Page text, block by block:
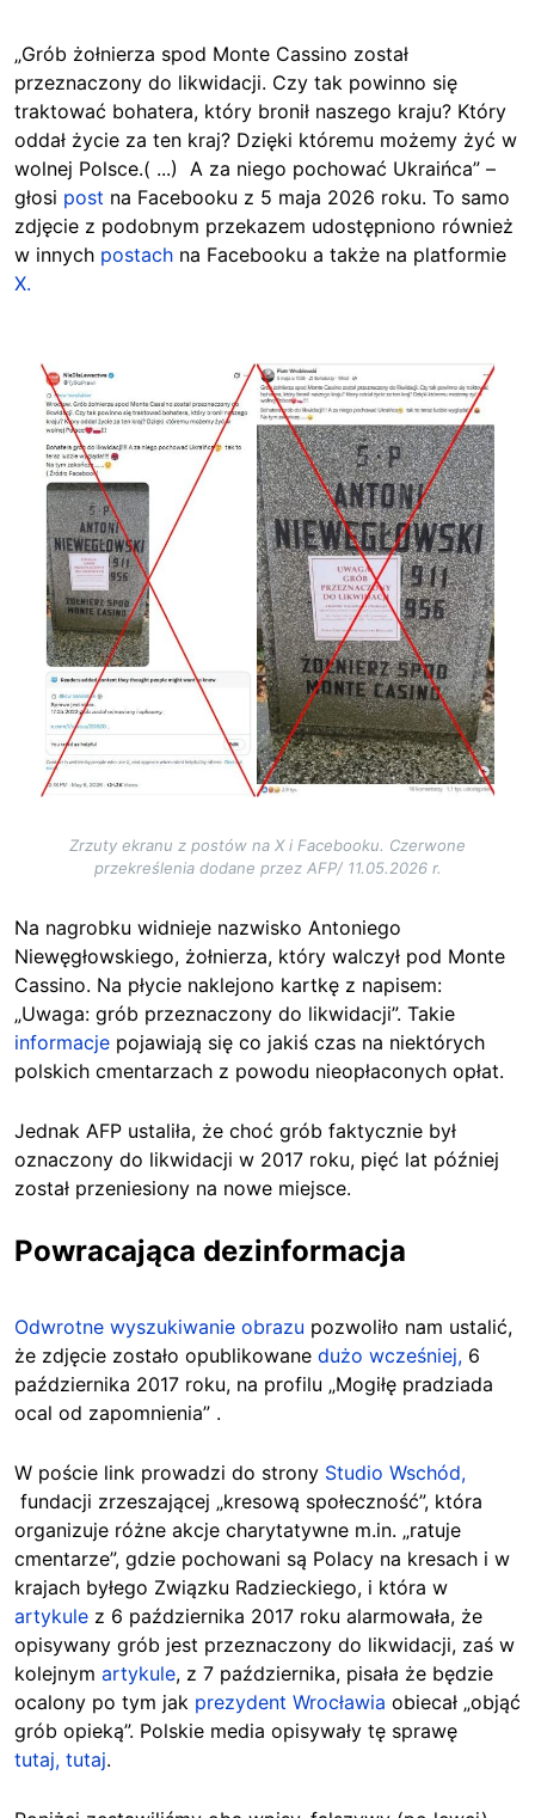
„Grób żołnierza spod Monte Cassino został
przeznaczony do likwidacji. Czy tak powinno się
traktować bohatera, który bronił naszego kraju? Który
oddał życie za ten kraj? Dzięki któremu możemy żyć w
wolnej Polsce.( ...) A za niego pochować Ukraińca” –
głosi post na Facebooku z 5 maja 2026 roku. To samo
zdjęcie z podobnym przekazem udostępniono również
w innych postach na Facebooku a także na platformie
X.
Image
Zrzuty ekranu z postów na X i Facebooku. Czerwone
przekreślenia dodane przez AFP/ 11.05.2026 r.
Na nagrobku widnieje nazwisko Antoniego
Niewęgłowskiego, żołnierza, który walczył pod Monte
Cassino. Na płycie naklejono kartkę z napisem:
„Uwaga: grób przeznaczony do likwidacji”. Takie
informacje pojawiają się co jakiś czas na niektórych
polskich cmentarzach z powodu nieopłaconych opłat.
Jednak AFP ustaliła, że choć grób faktycznie był
oznaczony do likwidacji w 2017 roku, pięć lat później
został przeniesiony na nowe miejsce.
Powracająca dezinformacja
Odwrotne wyszukiwanie obrazu pozwoliło nam ustalić,
że zdjęcie zostało opublikowane dużo wcześniej, 6
października 2017 roku, na profilu „Mogiłę pradziada
ocal od zapomnienia” .
W poście link prowadzi do strony Studio Wschód,
fundacji zrzeszającej „kresową społeczność”, która
organizuje różne akcje charytatywne m.in. „ratuje
cmentarze”, gdzie pochowani są Polacy na kresach i w
krajach byłego Związku Radzieckiego, i która w
artykule z 6 października 2017 roku alarmowała, że
opisywany grób jest przeznaczony do likwidacji, zaś w
kolejnym artykule, z 7 października, pisała że będzie
ocalony po tym jak prezydent Wrocławia obiecał „objąć
grób opieką”. Polskie media opisywały tę sprawę
tutaj, tutaj.